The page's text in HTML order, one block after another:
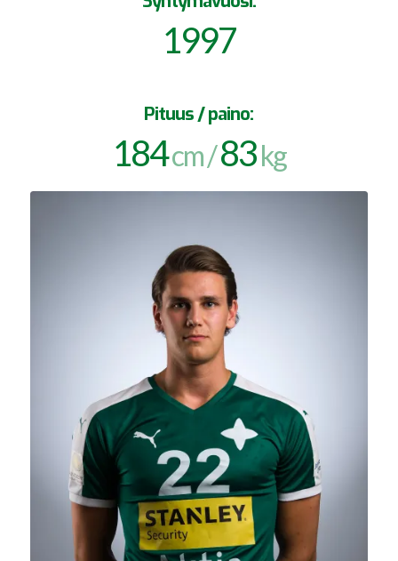
1997
Pituus / paino:
184cm /83kg